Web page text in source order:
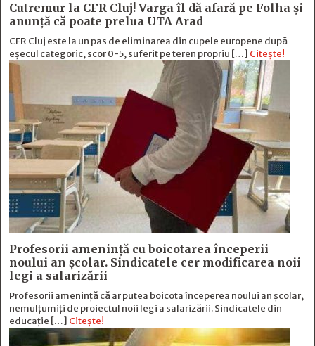
Cutremur la CFR Cluj! Varga îl dă afară pe Folha și
anunță că poate prelua UTA Arad
CFR Cluj este la un pas de eliminarea din cupele europene după
eșecul categoric, scor 0-5, suferit pe teren propriu […] Citește!
Profesorii amenință cu boicotarea începerii
noului an școlar. Sindicatele cer modificarea noii
legi a salarizării
Profesorii amenință că ar putea boicota începerea noului an școlar,
nemulțumiți de proiectul noii legi a salarizării. Sindicatele din
educație […] Citește!